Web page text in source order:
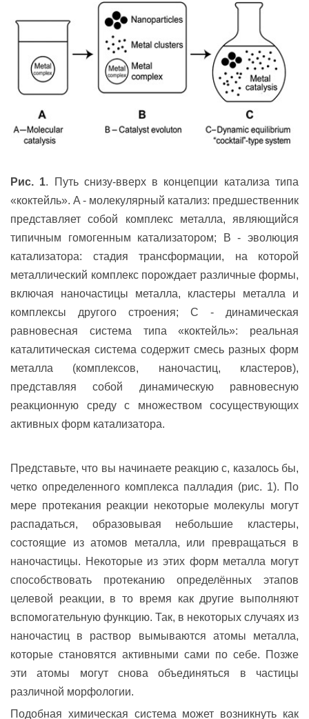
Рис. 1. Путь снизу-вверх в концепции катализа типа
«коктейль». A - молекулярный катализ: предшественник
представляет собой комплекс металла, являющийся
типичным гомогенным катализатором; B - эволюция
катализатора: стадия трансформации, на которой
металлический комплекс порождает различные формы,
включая наночастицы металла, кластеры металла и
комплексы другого строения; C - динамическая
равновесная система типа «коктейль»: реальная
каталитическая система содержит смесь разных форм
металла (комплексов, наночастиц, кластеров),
представляя собой динамическую равновесную
реакционную среду с множеством сосуществующих
активных форм катализатора.
Представьте, что вы начинаете реакцию с, казалось бы,
четко определенного комплекса палладия (рис. 1). По
мере протекания реакции некоторые молекулы могут
распадаться, образовывая небольшие кластеры,
состоящие из атомов металла, или превращаться в
наночастицы. Некоторые из этих форм металла могут
способствовать протеканию определённых этапов
целевой реакции, в то время как другие выполняют
вспомогательную функцию. Так, в некоторых случаях из
наночастиц в раствор вымываются атомы металла,
которые становятся активными сами по себе. Позже
эти атомы могут снова объединяться в частицы
различной морфологии.
Подобная химическая система может возникнуть как